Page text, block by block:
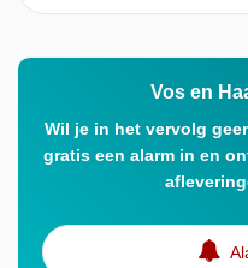
Vos en
Wil je in het vervolg
gratis een alarm in en